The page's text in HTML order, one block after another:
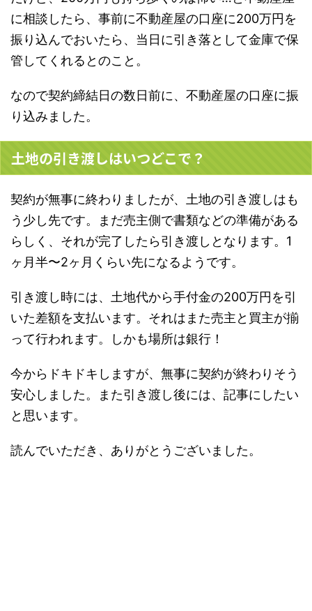
に相談したら、事前に不動産屋の口座に200万円を
振り込んでおいたら、当日に引き落として金庫で保
管してくれるとのこと。
なので契約締結日の数日前に、不動産屋の口座に振
り込みました。
土地の引き渡しはいつどこで？
契約が無事に終わりましたが、土地の引き渡しはも
う少し先です。まだ売主側で書類などの準備がある
らしく、それが完了したら引き渡しとなります。1
ヶ月半〜2ヶ月くらい先になるようです。
引き渡し時には、土地代から手付金の200万円を引
いた差額を支払います。それはまた売主と買主が揃
って行われます。しかも場所は銀行！
今からドキドキしますが、無事に契約が終わりそう
安心しました。また引き渡し後には、記事にしたい
と思います。
読んでいただき、ありがとうございました。